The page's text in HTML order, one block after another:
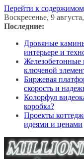
Перейти к
Воскресенье, 9
Последние:
Дровяные
интерьере и
Железобетонные
ключевой
Биржевая
скорость и
Колорфул
коробка?
Проекты
идеями и ценами